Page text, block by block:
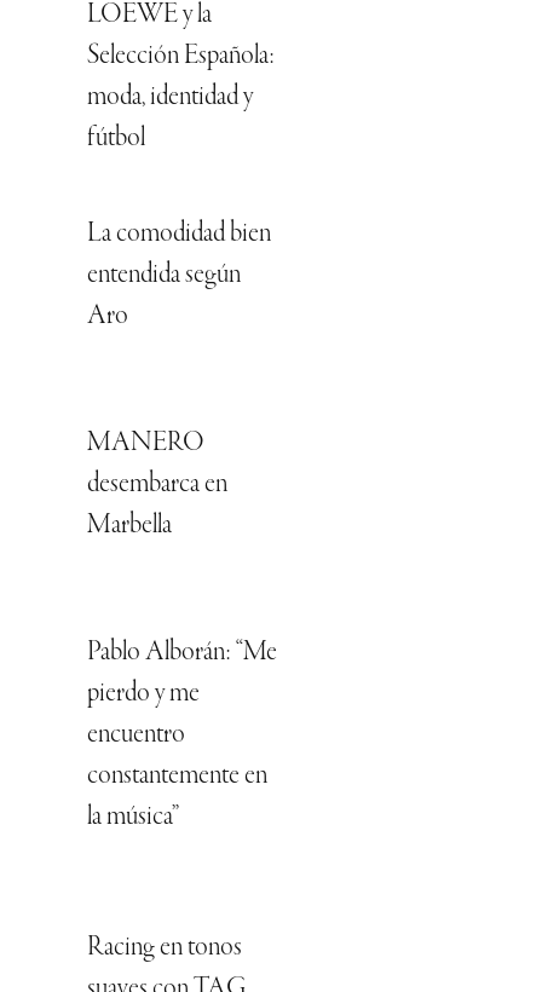
LOEWE y la
Selección Española:
moda, identidad y
fútbol
La comodidad bien
entendida según
Aro
MANERO
desembarca en
Marbella
Pablo Alborán: “Me
pierdo y me
encuentro
constantemente en
la música”
Racing en tonos